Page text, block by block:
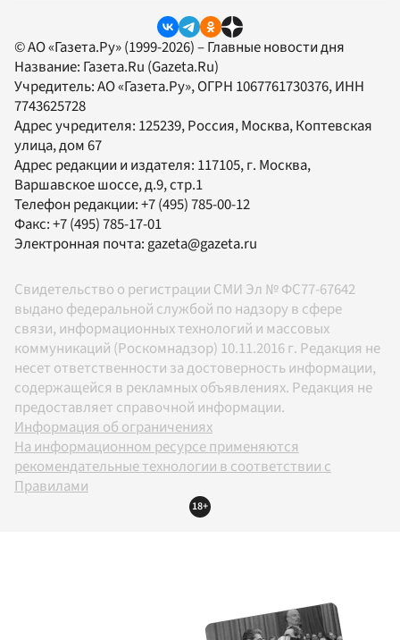
© АО «Газета.Ру» (1999-2026) – Главные новости дня
Название: Газета.Ru (Gazeta.Ru)
Учредитель:АО «Газета.Ру», ОГРН 1067761730376, ИНН
7743625728
Адрес учредителя: 125239, Россия, Москва, Коптевская
улица, дом 67
Адрес редакции и издателя: 117105, г. Москва,
Варшавское шоссе, д.9, стр.1
Телефон редакции:+7 (495) 785-00-12
Факс:+7 (495) 785-17-01
Электронная почта:gazeta@gazeta.ru
Свидетельство о регистрации СМИ Эл № ФС77-67642
выдано федеральной службой по надзору в сфере
связи, информационных технологий и массовых
коммуникаций (Роскомнадзор) 10.11.2016 г. Редакция не
несет ответственности за достоверность информации,
содержащейся в рекламных объявлениях. Редакция не
предоставляет справочной информации.
Информация об ограничениях
На информационном ресурсе применяются
рекомендательные технологии в соответствии с
Правилами
18+